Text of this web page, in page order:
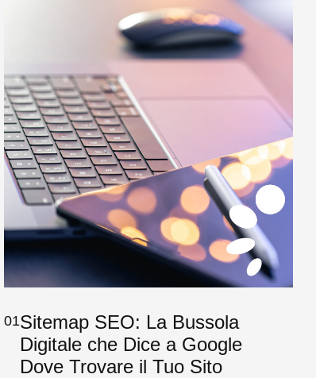
01Sitemap SEO: La Bussola
Digitale che Dice a Google
Dove Trovare il Tuo Sito